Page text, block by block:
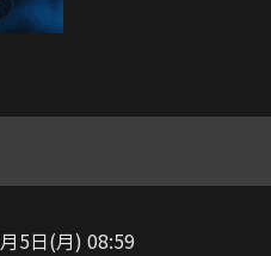
5日(月) 08:59